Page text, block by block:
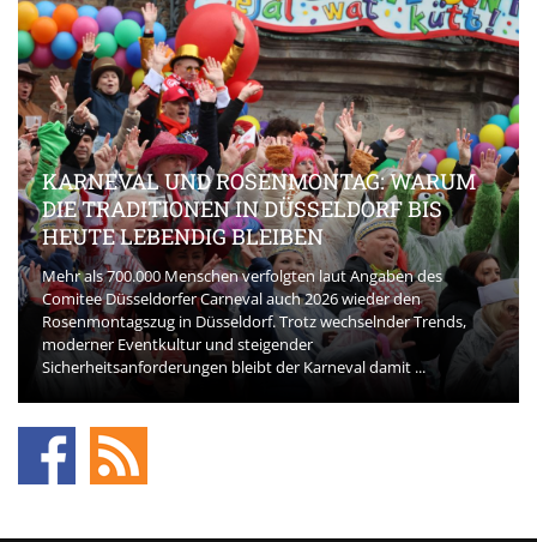
KARNEVAL UND ROSENMONTAG: WARUM
DIE TRADITIONEN IN DÜSSELDORF BIS
HEUTE LEBENDIG BLEIBEN
Mehr als 700.000 Menschen verfolgten laut Angaben des
Comitee Düsseldorfer Carneval auch 2026 wieder den
Rosenmontagszug in Düsseldorf. Trotz wechselnder Trends,
moderner Eventkultur und steigender
Sicherheitsanforderungen bleibt der Karneval damit ...